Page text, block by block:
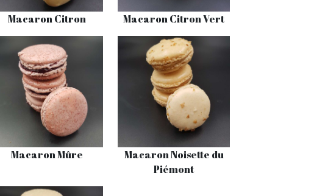
Macaron Citron Macaron Citron Vert
Macaron Mûre
Macaron Noisette du
Piémont